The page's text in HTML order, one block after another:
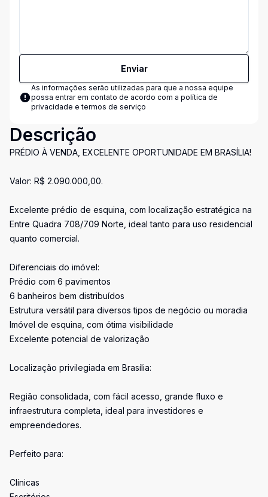
Enviar
As informações serão utilizadas para que a nossa equipe
possa entrar em contato de acordo com a política de
privacidade e termos de serviço
Descrição
PRÉDIO À VENDA, EXCELENTE OPORTUNIDADE EM BRASÍLIA!
Valor: R$ 2.090.000,00.
Excelente prédio de esquina, com localização estratégica na
Entre Quadra 708/709 Norte, ideal tanto para uso residencial
quanto comercial.
Diferenciais do imóvel:
Prédio com 6 pavimentos
6 banheiros bem distribuídos
Estrutura versátil para diversos tipos de negócio ou moradia
Imóvel de esquina, com ótima visibilidade
Excelente potencial de valorização
Localização privilegiada em Brasília:
Região consolidada, com fácil acesso, grande fluxo e
infraestrutura completa, ideal para investidores e
empreendedores.
Perfeito para:
Clínicas